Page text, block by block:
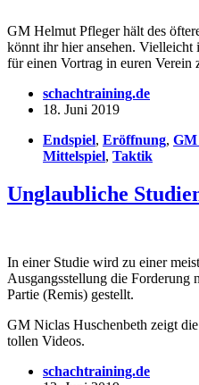
GM Helmut Pfleger hält des
könnt ihr hier ansehen. Vielleicht
für einen Vortrag in euren Verein
schachtraining.de
18. Juni 2019
Endspiel, Eröffnung, GM
Mittelspiel, Taktik
Unglaubliche
In einer Studie wird zu einer
Ausgangsstellung die Forderung
Partie (Remis) gestellt.
GM Niclas Huschenbeth zeigt
tollen Videos.
schachtraining.de